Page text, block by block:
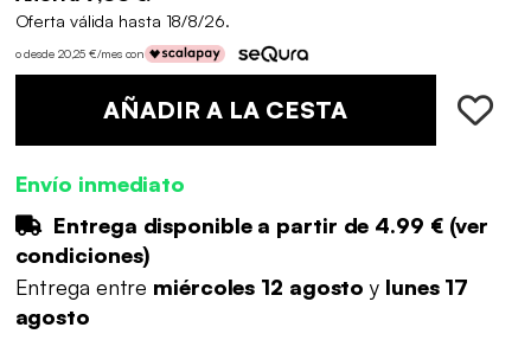
Oferta válida hasta 18/8/26.
o desde 20,25 €/mes con
AÑADIR A LA CESTA
Envío inmediato
Entrega disponible a partir de 4.99 €(ver
condiciones)
Entrega entre miércoles 12 agostoy lunes 17
agosto